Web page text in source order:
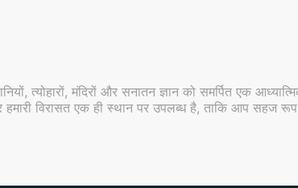
त्योहारों, मंदिरों और सनातन ज्ञान को समर्पित एक
और हमारी विरासत एक ही स्थान पर उपलब्ध है, ताकि आप